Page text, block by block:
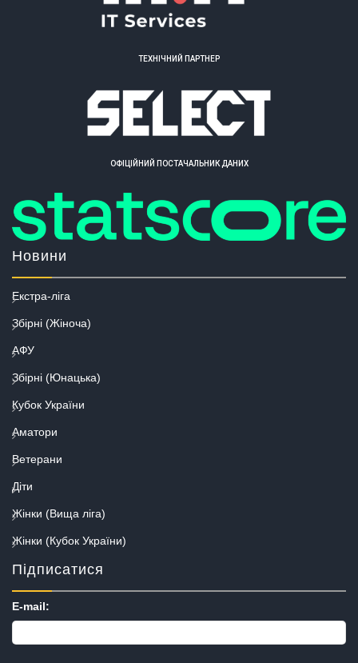
ТЕХНІЧНИЙ ПАРТНЕР
ОФІЦІЙНИЙ ПОСТАЧАЛЬНИК ДАНИХ
Новини
Екстра-ліга
Збірні (Жіноча)
АФУ
Збірні (Юнацька)
Кубок України
Аматори
Ветерани
Діти
Жінки (Вища ліга)
Жінки (Кубок України)
Підписатися
E-mail: